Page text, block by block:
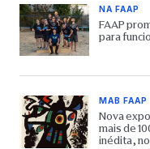
NA FAAP
FAAP
para
MAB FAAP
Nova
mais de
inédita,